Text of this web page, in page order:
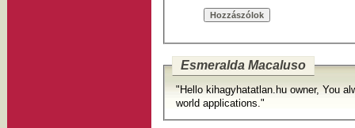
Esmeralda Macaluso
"Hello kihagyhatatlan.hu owner, You
world applications."